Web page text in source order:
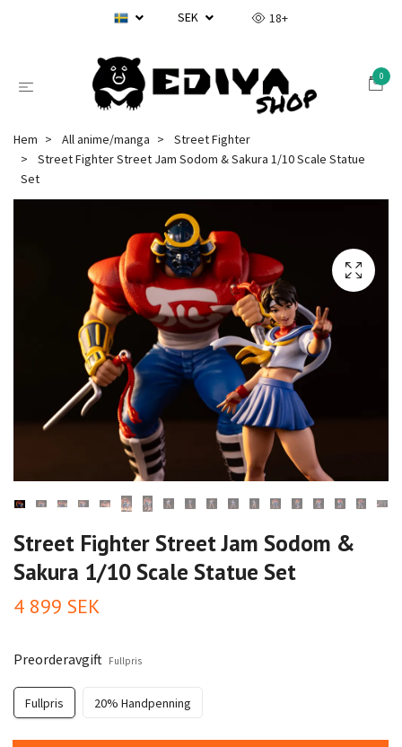
SEK 18+
0
Hem All anime/manga
Street Fighter
Street Fighter Street Jam Sodom & Sakura 1/10 Scale Statue
Set
Street Fighter Street Jam Sodom &
Sakura 1/10 Scale Statue Set
4 899 SEK
Preorderavgift Fullpris
Fullpris 20% Handpenning